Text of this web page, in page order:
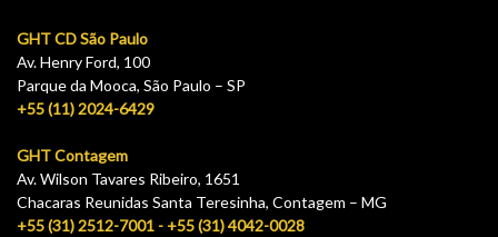
GHT CD São Paulo
Av. Henry Ford, 100
Parque da Mooca, São Paulo – SP
+55 (11) 2024-6429
GHT Contagem
Av. Wilson Tavares Ribeiro, 1651
Chacaras Reunidas Santa Teresinha, Contagem – MG
+55 (31) 2512-7001 - +55 (31) 4042-0028